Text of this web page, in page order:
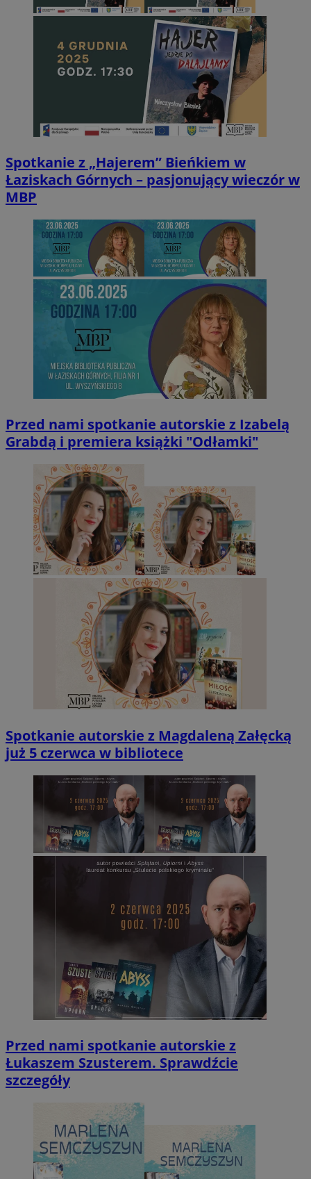
Spotkanie z „Hajerem” Bieńkiem w
Łaziskach Górnych – pasjonujący wieczór w
MBP
Przed nami spotkanie autorskie z Izabelą
Grabdą i premiera książki "Odłamki"
Spotkanie autorskie z Magdaleną Załęcką
już 5 czerwca w bibliotece
Przed nami spotkanie autorskie z
Łukaszem Szusterem. Sprawdźcie
szczegóły